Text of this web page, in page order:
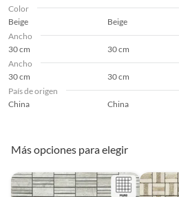
Estilo deco
Apariencia
Protección UV
Color
Beige
Beige
Ancho
30 cm
30 cm
Ancho
30 cm
30 cm
País de origen
China
China
Más opciones para elegir